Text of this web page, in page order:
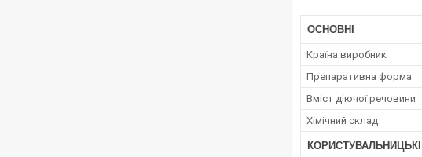
ОСНОВНІ
Країна виробник
Препаративна форма
Вміст діючої речовини
Хімічний склад